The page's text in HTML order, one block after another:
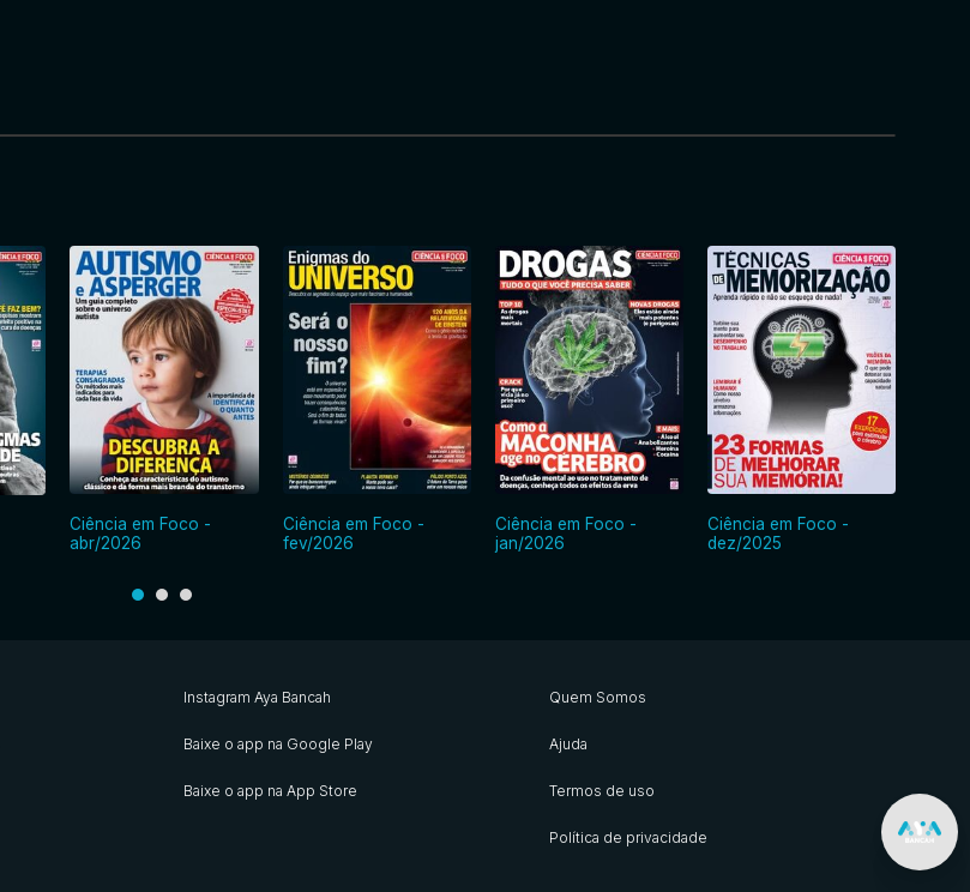
Ciência em Foco -
abr/2026
Ciência em Foco -
fev/2026
Ciência em Foco -
jan/2026
Ciência em Foco -
dez/2025
Instagram Aya Bancah
Baixe o app na Google Play
Baixe o app na App Store
Quem Somos
Ajuda
Termos de uso
Política de privacidade